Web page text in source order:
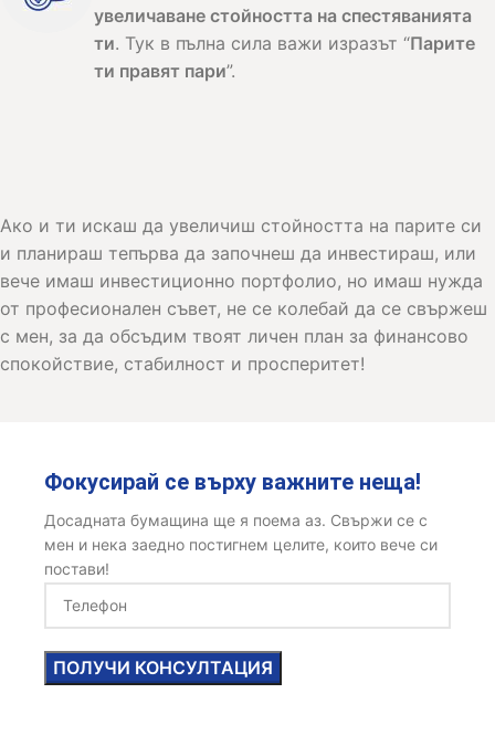
увеличаване стойността на спестяванията
ти. Тук в пълна сила важи изразът “Парите
ти правят пари”.
Ако и ти искаш да увеличиш стойността на парите си
и планираш тепърва да започнеш да инвестираш, или
вече имаш инвестиционно портфолио, но имаш нужда
от професионален съвет, не се колебай да се свържеш
с мен, за да обсъдим твоят личен план за финансово
спокойствие, стабилност и просперитет!
Фокусирай се върху важните неща!
Досадната бумащина ще я поема аз. Свържи се с
мен и нека заедно постигнем целите, които вече си
постави!